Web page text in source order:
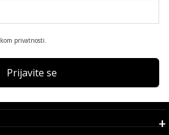
privatnosti.
Prijavite se